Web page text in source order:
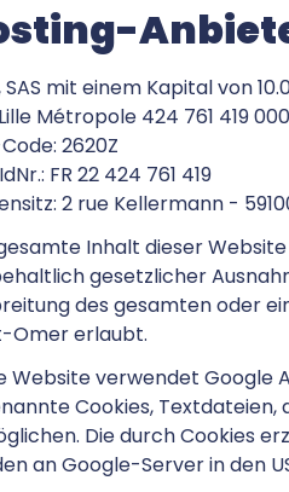
SAS mit einem Kapital von
Métropole 424 761 419
2620Z
FR 22 424 761 419
2 rue Kellermann -
Inhalt dieser
gesetzlicher
des gesamten oder
Omer erlaubt.
Website verwendet Google
Cookies,
Die durch Cookies
an Google-Server in den